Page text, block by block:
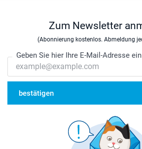
Zum Newsletter
(Abonnierung kostenlos. Abmeldung
Geben Sie hier Ihre E-Mail-Adresse ein
bestätigen